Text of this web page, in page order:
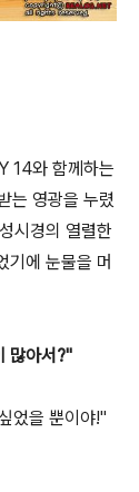
14와 함께하는
는 영광을 누렸
시경의 열렬한
기에 눈물을 머
많아서?"
었을 뿐이야!"